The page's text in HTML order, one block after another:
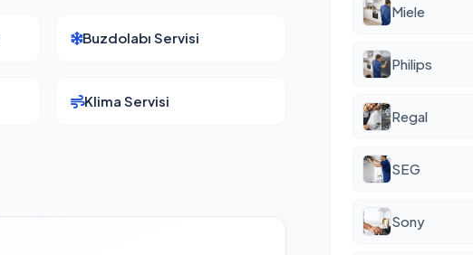
Buzdolabı Servisi
Klima Servisi
Miele
Philips
Regal
SEG
Sony